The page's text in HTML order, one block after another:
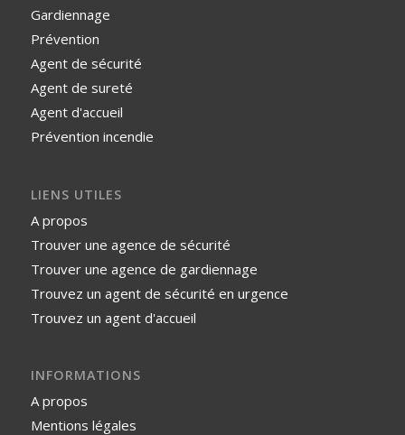
Gardiennage
Prévention
Agent de sécurité
Agent de sureté
Agent d'accueil
Prévention incendie
LIENS UTILES
A propos
Trouver une agence de sécurité
Trouver une agence de gardiennage
Trouvez un agent de sécurité en urgence
Trouvez un agent d'accueil
INFORMATIONS
A propos
Mentions légales